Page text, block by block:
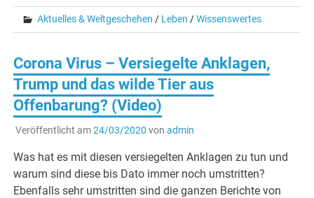
Aktuelles & Weltgeschehen / Leben /Wissenswertes
Corona Virus – Versiegelte Anklagen,
Trump und das wilde Tier aus
Offenbarung? (Video)
Veröffentlicht am24/03/2020 von admin
Was hat es mit diesen versiegelten Anklagen zu tun und
warum sind diese bis Dato immer noch umstritten?
Ebenfalls sehr umstritten sind die ganzen Berichte von